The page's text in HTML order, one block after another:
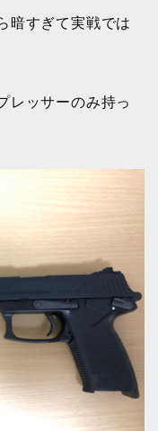
暗すぎて実戦では
レッサーのみ持っ